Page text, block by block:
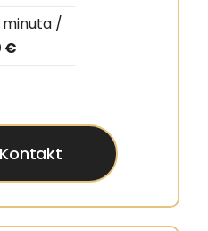
minuta /
€
Kontakt